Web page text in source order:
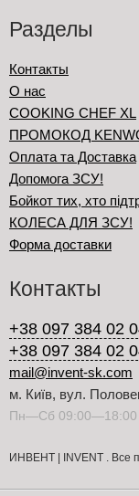
Разделы
Контакты
О нас
COOKING CHEF XL
ПРОМОКОД
Оплата та Доставка
Допомога ЗСУ!
Бойкот тих, хто
КОЛЕСА ДЛЯ ЗСУ!
Форма доставки
Контакты
+38 097 384 02
+38 097 384 02
mail@invent-sk.com
м. Київ, вул.
Пн—Сб 09:00—18:00
ИНВЕНТ | INVENT . Все